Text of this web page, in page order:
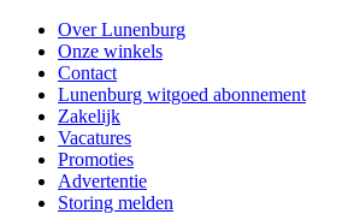
Over Lunenburg
Onze winkels
Contact
Lunenburg witgoed abonnement
Zakelijk
Vacatures
Promoties
Advertentie
Storing melden